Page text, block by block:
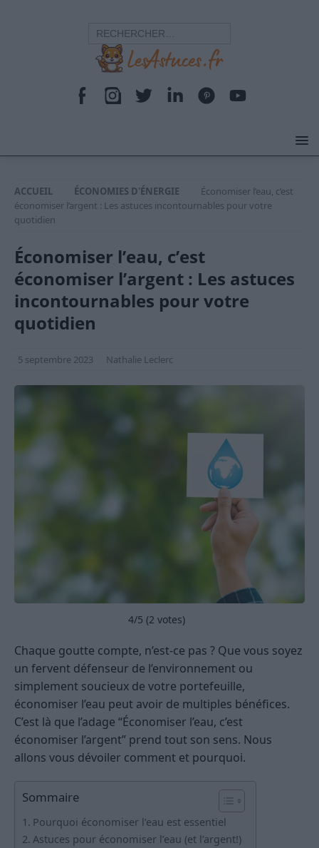
ACCUEIL ÉCONOMIES D'ÉNERGIE
Économiser l’eau, c’est
économiser l’argent : Les astuces incontournables pour votre
quotidien
Économiser l’eau, c’est
économiser l’argent : Les astuces
incontournables pour votre
quotidien
5 septembre 2023 Nathalie Leclerc
4/5 (2 votes)
Chaque goutte compte, n’est-ce pas ? Que vous soyez
un fervent défenseur de l’environnement ou
simplement soucieux de votre portefeuille,
économiser l’eau peut avoir de multiples bénéfices.
C’est là que l’adage “Économiser l’eau, c’est
économiser l’argent” prend tout son sens. Nous
allons vous dévoiler comment et pourquoi.
Sommaire
Pourquoi économiser l’eau est essentiel
Astuces pour économiser l’eau (et l’argent!)